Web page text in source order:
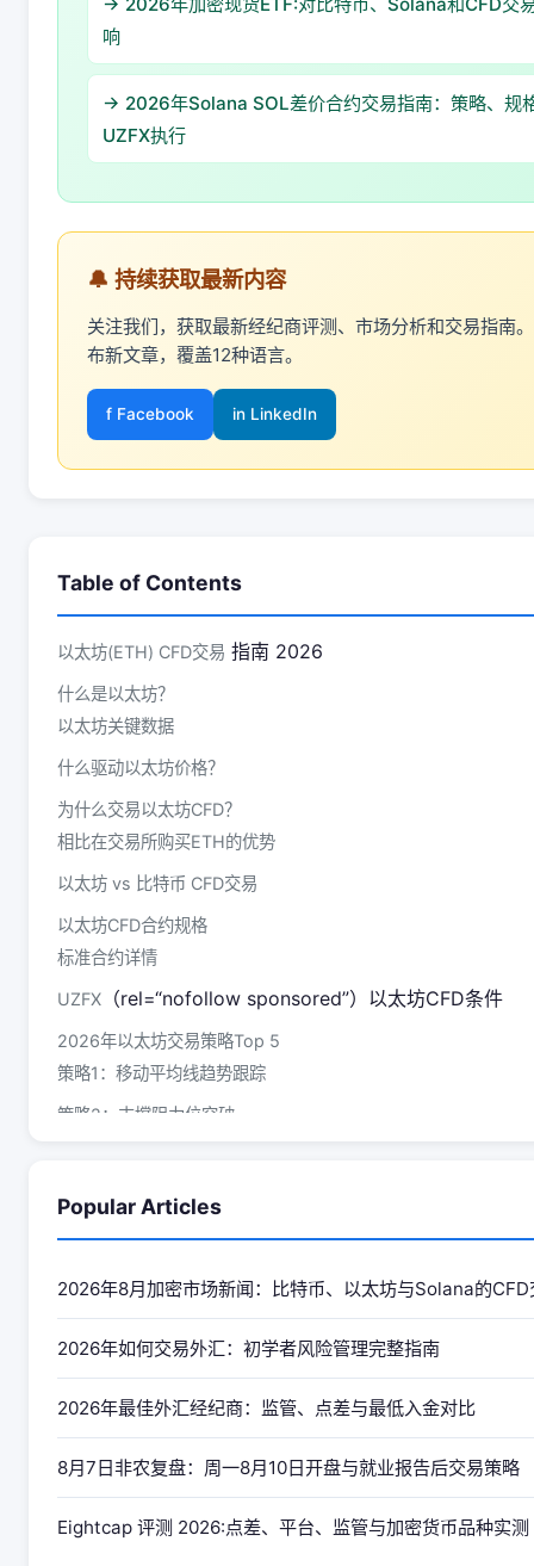
响
→ 2026年Solana SOL差价合约交易指南：策略、规
UZFX执行
🔔 持续获取最新内容
关注我们，获取最新经纪商评测、市场分析和交易指南
布新文章，覆盖12种语言。
f Facebook in LinkedIn
Table of Contents
以太坊(ETH) CFD交易 指南 2026
什么是以太坊？
以太坊关键数据
什么驱动以太坊价格？
为什么交易以太坊CFD？
相比在交易所购买ETH的优势
以太坊 vs 比特币 CFD交易
以太坊CFD合约规格
标准合约详情
UZFX （rel=“nofollow sponsored”）以太坊CFD条件
2026年以太坊交易策略Top 5
策略1：移动平均线趋势跟踪
策略2：支撑阻力位突破
策略4：比特币相关性交易
策略5：Layer 2新闻催化剂
以太坊CFD交易的风险管理
仓位大小公式
以太坊的关键风险因素
隔夜和周末风险
以太坊技术分析工具
ETH交易最佳指标
Popular Articles
2026年8月加密市场新闻：比特币、以太坊与Solana的CFD
2026年如何交易外汇：初学者风险管理完整指南
2026年最佳外汇经纪商：监管、点差与最低入金对比
8月7日非农复盘：周一8月10日开盘与就业报告后交易策略
Eightcap 评测 2026:点差、平台、监管与加密货币品种实测